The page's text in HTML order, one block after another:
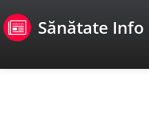
Sănătate Info